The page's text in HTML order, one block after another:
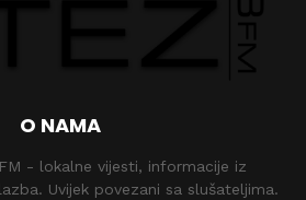
O NAMA
- lokalne vijesti, informacije iz
Uvijek povezani sa slušateljima.